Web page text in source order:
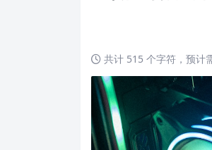
共计 515 个字符，预计